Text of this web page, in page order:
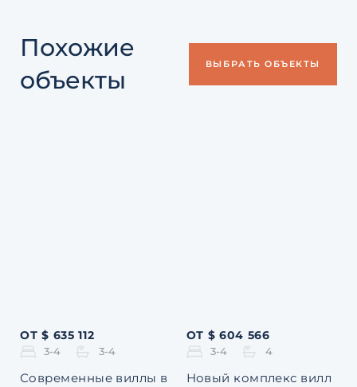
Похожие
объекты
ВЫБРАТЬ ОБЪЕКТЫ
ОТ $ 635 112
3-4 3-4
Современные виллы в
ОТ $ 604 566
3-4 4
Новый комплекс вилл